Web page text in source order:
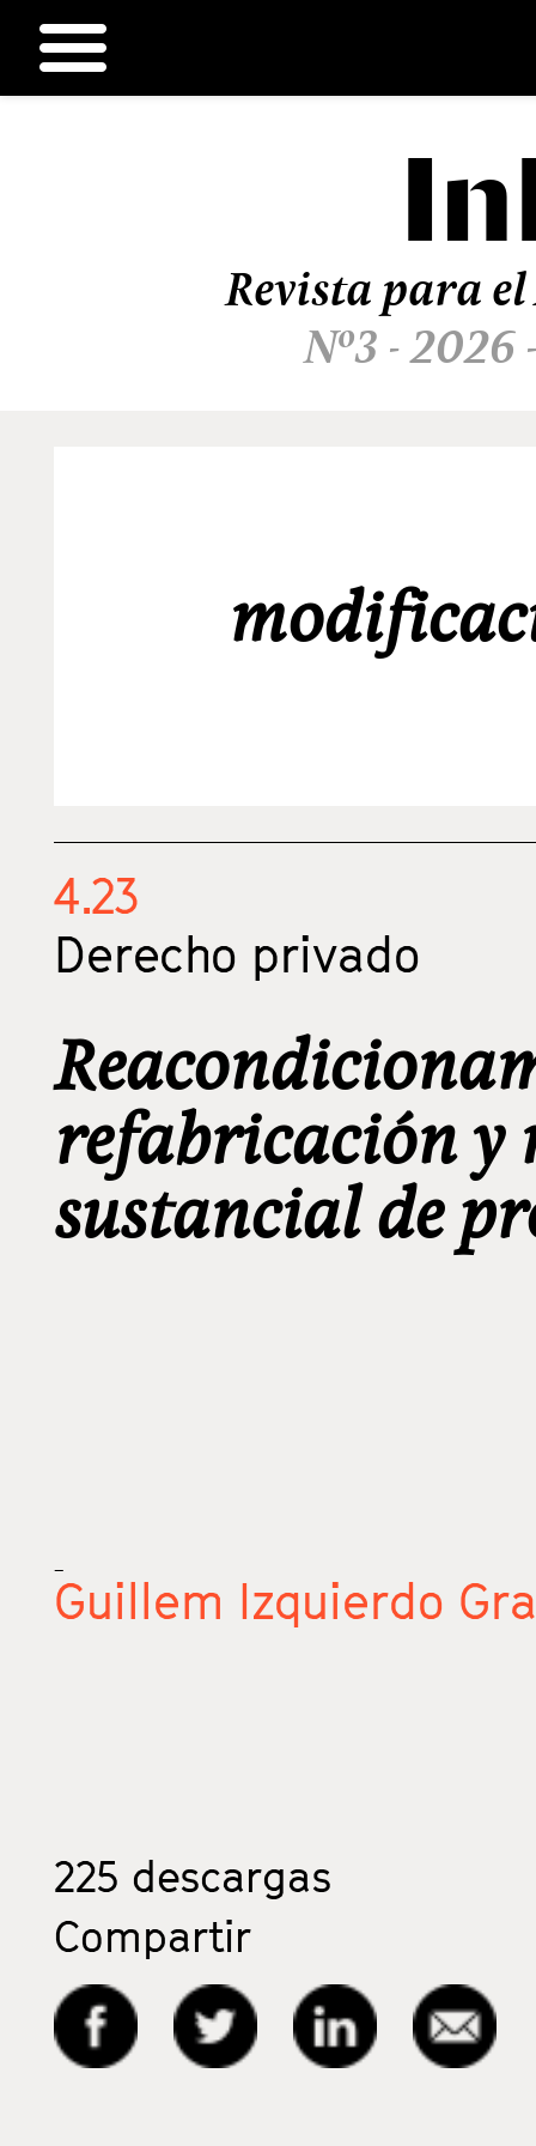
Revista para
Nº3 - 2026
4.23
Derecho privado
refabricación
sustancial de
_
Guillem Izquierdo
225 descargas
Compartir